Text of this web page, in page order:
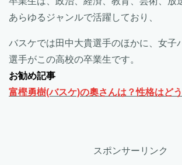
あらゆるジャンルで活躍しており、
バスケでは田中大貴選手のほかに、女子
選手がこの高校の卒業生です。
お勧め記事
富樫勇樹(バスケ)の奧さんは？性格はど
スポンサーリンク